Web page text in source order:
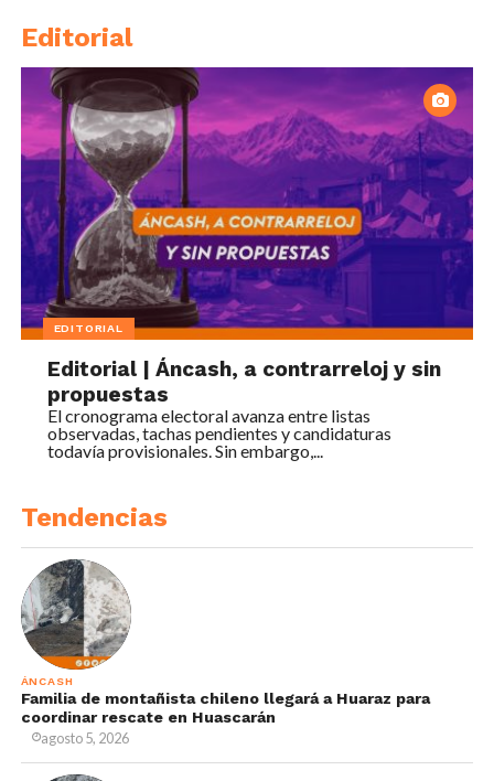
Editorial
EDITORIAL
Editorial | Áncash, a contrarreloj y sin
propuestas
El cronograma electoral avanza entre listas
observadas, tachas pendientes y candidaturas
todavía provisionales. Sin embargo,...
Tendencias
ÁNCASH
Familia de montañista chileno llegará a Huaraz para
coordinar rescate en Huascarán
agosto 5, 2026